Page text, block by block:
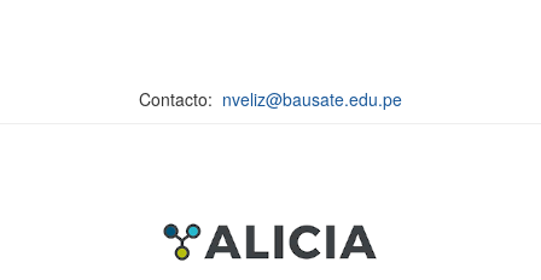
Contacto: nveliz@bausate.edu.pe